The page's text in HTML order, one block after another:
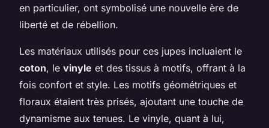
en particulier, ont symbolisé une nouvelle ère de
liberté et de rébellion.
Les matériaux utilisés pour ces jupes incluaient le
coton, le vinyle et des tissus à motifs, offrant à la
fois confort et style. Les motifs géométriques et
floraux étaient très prisés, ajoutant une touche de
dynamisme aux tenues. Le vinyle, quant à lui,